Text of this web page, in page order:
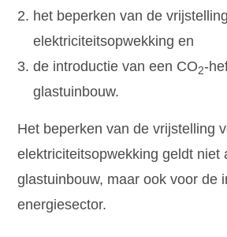
het beperken van de
elektriciteitsopwekking en
de introductie van een CO2-
glastuinbouw.
Het beperken van de vrijstelling
elektriciteitsopwekking geldt niet
glastuinbouw, maar ook voor de
energiesector.